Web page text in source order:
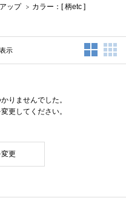
ップ カラー：[柄etc ]
表示 2列表示
りませんでした。
更してください。
更